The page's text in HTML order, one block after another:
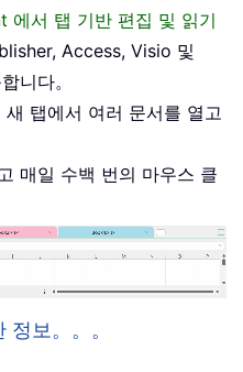
서 탭 기반 편집 및 읽기
Access, Visio 및
니다。
탭에서 여러 문서를 열고
매일 수백 번의 마우스 클
보。。。